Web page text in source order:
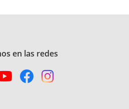
en las redes